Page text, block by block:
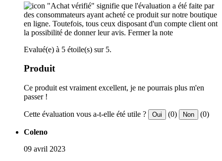
"Achat vérifié" signifie que l'évaluation a été faite par
des consommateurs ayant acheté ce produit sur notre boutique
en ligne. Toutefois, tous ceux disposant d'un compte client ont
la possibilité de donner leur avis. Fermer la note
Evalué(e) à 5 étoile(s) sur 5.
Produit
Ce produit est vraiment excellent, je ne pourrais plus m'en
passer !
Cette évaluation vous a-t-elle été utile ? Oui (0) Non (0)
Coleno
09 avril 2023